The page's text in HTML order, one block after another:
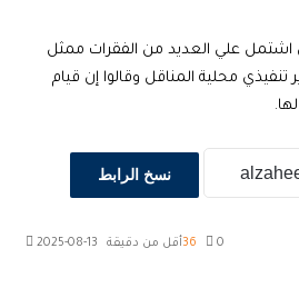
علي العديد من الفقرات ممثل
محلية المناقل وقالوا إن قيام
نسخ الرابط
2025-08-13 36 أقل من دقيقة